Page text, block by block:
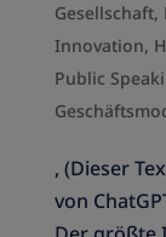
Gesellschaft,
Innovation,
Public
, (Dieser
von